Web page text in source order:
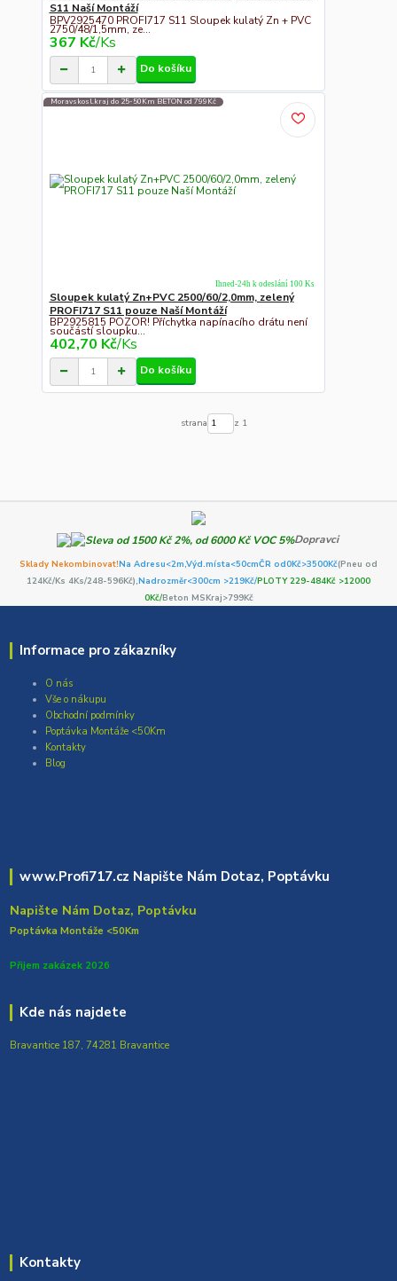
S11 Naší Montáží
BPV2925470 PROFI717 S11 Sloupek kulatý Zn + PVC
2750/48/1,5mm, ze...
367 Kč/Ks
Do košíku
Moravskosl.kraj do 25-50Km BETON od 799Kč
Sloupek kulatý Zn+PVC 2500/60/2,0mm, zelený
PROFI717 S11 pouze Naší Montáží
BP2925815 POZOR! Příchytka napínacího drátu není
součástí sloupku...
402,70 Kč/Ks
Ihned-24h k odeslání 100 Ks
Do košíku
strana z 1
Dopravci
Sklady Nekombinovat!Na Adresu<2m,Výd.místa<50cmČR od0Kč>3500Kč(Pneu od
124Kč/Ks 4Ks/248-596Kč),Nadrozměr<300cm >219Kč/PLOTY 229-484Kč >12000
0Kč/Beton MSKraj>799Kč
Informace pro zákazníky
O nás
Vše o nákupu
Obchodní podmínky
Poptávka Montáže <50Km
Kontakty
Blog
www.Profi717.cz Napište Nám Dotaz, Poptávku
Napište Nám Dotaz, Poptávku
Poptávka Montáže <50Km
Přijem zakázek 2026
Kde nás najdete
Bravantice 187, 74281 Bravantice
Kontakty